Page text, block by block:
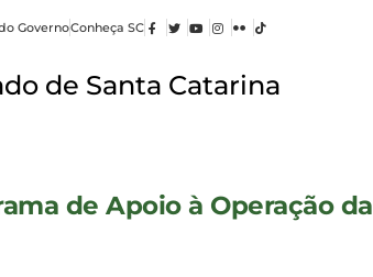
GovernoConheça SC
de Santa Catarina
de Apoio à Operação da